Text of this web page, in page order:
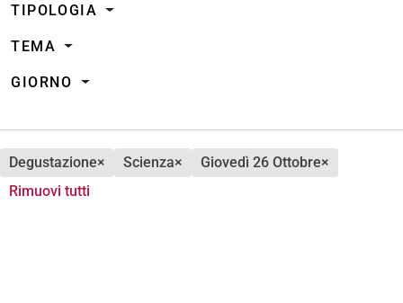
TIPOLOGIA
TEMA
GIORNO
degustazione× scienza× giovedì 26 Ottobre×
Rimuovi tutti